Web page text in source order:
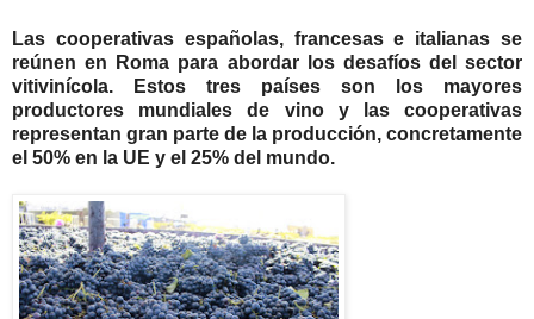
Las cooperativas españolas, francesas e italianas se
reúnen en Roma para abordar los desafíos del sector
vitivinícola. Estos tres países son los mayores
productores mundiales de vino y las cooperativas
representan gran parte de la producción, concretamente
el 50% en la UE y el 25% del mundo.